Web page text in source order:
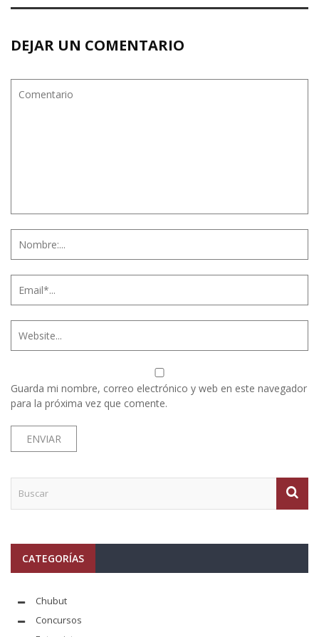
DEJAR UN COMENTARIO
Guarda mi nombre, correo electrónico y web en este navegador
para la próxima vez que comente.
CATEGORÍAS
Chubut
Concursos